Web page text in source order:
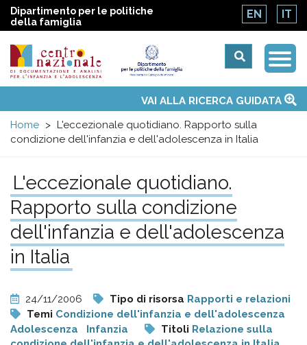
Dipartimento per le politiche
della famiglia
EN IT
Centro
nazionale
di
Documentazione
e
analisi
pr
menu
Temi
Attività
Convenzione ONUVAI ALLA RICERCA GUIDATA
Home
L'eccezionale quotidiano. Rapporto sulla
condizione dell'infanzia e dell'adolescenza in Italia
L'eccezionale quotidiano.
Rapporto sulla condizione
dell'infanzia e dell'adolescenza
in Italia
24/11/2006 Tipo di risorsa Rapporti e relazioni
Temi Condizione dell'infanzia e dell'adolescenza
Adolescenza
Infanzia Titoli Relazione sulla